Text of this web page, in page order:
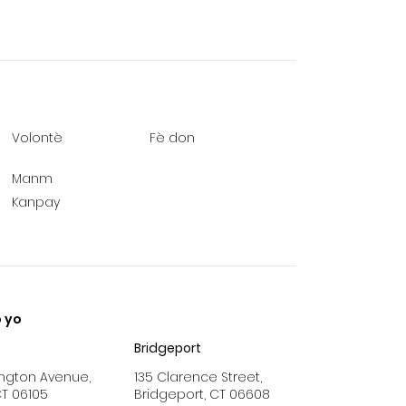
Volontè Fè don
Manm
Kanpay
yo
Avenue,
06105
Bridgeport
135 Clarence Street,
Bridgeport, CT 06608